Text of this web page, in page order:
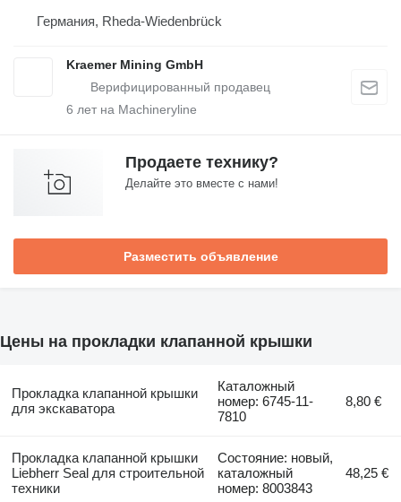
Германия, Rheda-Wiedenbrück
Kraemer Mining GmbH
6 лет на Machineryline
Продаете технику?
Делайте это вместе с нами!
Разместить объявление
Цены на прокладки клапанной крышки
Прокладка клапанной крышки
для экскаватора
Каталожный
номер: 6745-11-
7810
8,80 €
Прокладка клапанной крышки
Liebherr Seal для строительной
техники
Состояние: новый,
каталожный
номер: 8003843
48,25 €